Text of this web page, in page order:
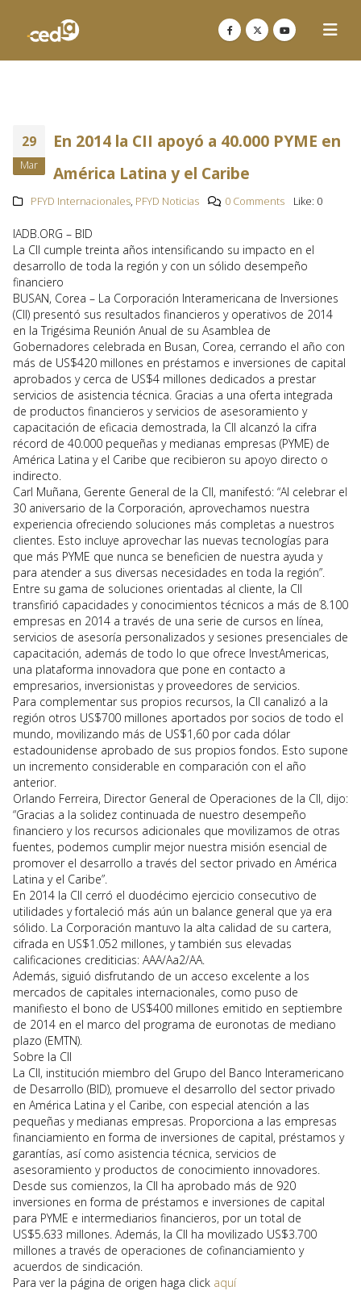
29
Mar
En 2014 la CII apoyó a 40.000 PYME en
América Latina y el Caribe
PFYD Internacionales, PFYD Noticias 0 Comments Like: 0
IADB.ORG – BID
La CII cumple treinta años intensificando su impacto en el
desarrollo de toda la región y con un sólido desempeño
financiero
BUSAN, Corea – La Corporación Interamericana de Inversiones
(CII) presentó sus resultados financieros y operativos de 2014
en la Trigésima Reunión Anual de su Asamblea de
Gobernadores celebrada en Busan, Corea, cerrando el año con
más de US$420 millones en préstamos e inversiones de capital
aprobados y cerca de US$4 millones dedicados a prestar
servicios de asistencia técnica. Gracias a una oferta integrada
de productos financieros y servicios de asesoramiento y
capacitación de eficacia demostrada, la CII alcanzó la cifra
récord de 40.000 pequeñas y medianas empresas (PYME) de
América Latina y el Caribe que recibieron su apoyo directo o
indirecto.
Carl Muñana, Gerente General de la CII, manifestó: “Al celebrar el
30 aniversario de la Corporación, aprovechamos nuestra
experiencia ofreciendo soluciones más completas a nuestros
clientes. Esto incluye aprovechar las nuevas tecnologías para
que más PYME que nunca se beneficien de nuestra ayuda y
para atender a sus diversas necesidades en toda la región”.
Entre su gama de soluciones orientadas al cliente, la CII
transfirió capacidades y conocimientos técnicos a más de 8.100
empresas en 2014 a través de una serie de cursos en línea,
servicios de asesoría personalizados y sesiones presenciales de
capacitación, además de todo lo que ofrece InvestAmericas,
una plataforma innovadora que pone en contacto a
empresarios, inversionistas y proveedores de servicios.
Para complementar sus propios recursos, la CII canalizó a la
región otros US$700 millones aportados por socios de todo el
mundo, movilizando más de US$1,60 por cada dólar
estadounidense aprobado de sus propios fondos. Esto supone
un incremento considerable en comparación con el año
anterior.
Orlando Ferreira, Director General de Operaciones de la CII, dijo:
“Gracias a la solidez continuada de nuestro desempeño
financiero y los recursos adicionales que movilizamos de otras
fuentes, podemos cumplir mejor nuestra misión esencial de
promover el desarrollo a través del sector privado en América
Latina y el Caribe”.
En 2014 la CII cerró el duodécimo ejercicio consecutivo de
utilidades y fortaleció más aún un balance general que ya era
sólido. La Corporación mantuvo la alta calidad de su cartera,
cifrada en US$1.052 millones, y también sus elevadas
calificaciones crediticias: AAA/Aa2/AA.
Además, siguió disfrutando de un acceso excelente a los
mercados de capitales internacionales, como puso de
manifiesto el bono de US$400 millones emitido en septiembre
de 2014 en el marco del programa de euronotas de mediano
plazo (EMTN).
Sobre la CII
La CII, institución miembro del Grupo del Banco Interamericano
de Desarrollo (BID), promueve el desarrollo del sector privado
en América Latina y el Caribe, con especial atención a las
pequeñas y medianas empresas. Proporciona a las empresas
financiamiento en forma de inversiones de capital, préstamos y
garantías, así como asistencia técnica, servicios de
asesoramiento y productos de conocimiento innovadores.
Desde sus comienzos, la CII ha aprobado más de 920
inversiones en forma de préstamos e inversiones de capital
para PYME e intermediarios financieros, por un total de
US$5.633 millones. Además, la CII ha movilizado US$3.700
millones a través de operaciones de cofinanciamiento y
acuerdos de sindicación.
Para ver la página de origen haga click aquí